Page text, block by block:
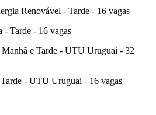
Renovável - Tarde - 16 vagas
- Tarde - 16 vagas
e Tarde - UTU Uruguai - 32
- UTU Uruguai - 16 vagas